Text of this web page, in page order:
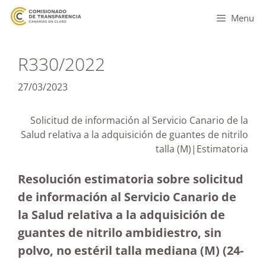
Menu
R330/2022
27/03/2023
Solicitud de información al Servicio Canario de la
Salud relativa a la adquisición de guantes de nitrilo
talla (M)|Estimatoria
Resolución estimatoria sobre solicitud
de información al Servicio Canario de
la Salud relativa a la adquisición de
guantes de nitrilo ambidiestro, sin
polvo, no estéril talla mediana (M) (24-